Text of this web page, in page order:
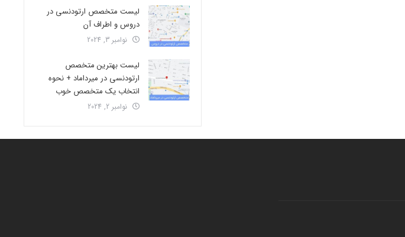
لیست متخصص ارتودنسی در
دروس و اطراف آن
نوامبر 3, 2024
لیست بهترین متخصص
ارتودنسی در میرداماد + نحوه
انتخاب یک متخصص خوب
نوامبر 2, 2024